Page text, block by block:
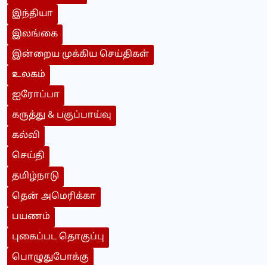
இந்தியா
இலங்கை
இன்றைய முக்கிய செய்திகள்
உலகம்
ஐரோப்பா
கருத்து & பகுப்பாய்வு
கல்வி
செய்தி
தமிழ்நாடு
தென் அமெரிக்கா
பயணம்
புகைப்பட தொகுப்பு
பொழுதுபோக்கு